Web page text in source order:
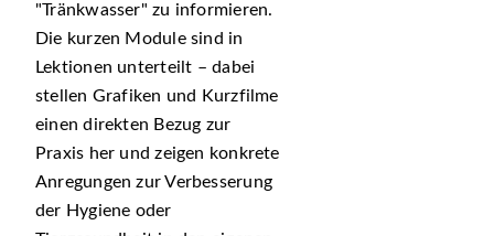
Tränkwasser
zu informieren.
Die kurzen Module sind in
Lektionen unterteilt – dabei
stellen Grafiken und Kurzfilme
einen direkten Bezug zur
Praxis her und zeigen konkrete
Anregungen zur Verbesserung
der Hygiene oder